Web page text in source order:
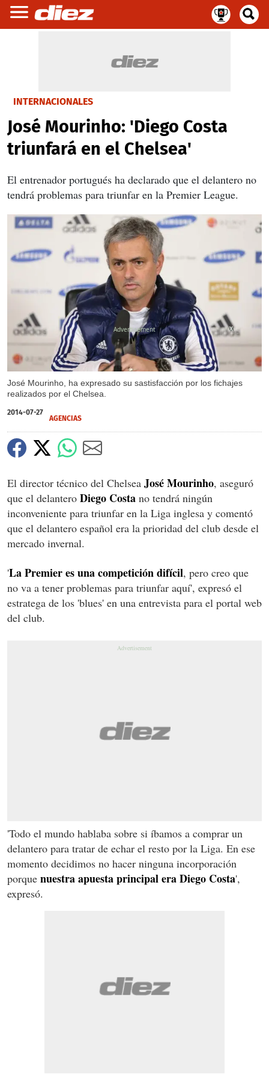
INTERNACIONALES
José Mourinho: 'Diego Costa
triunfará en el Chelsea'
El entrenador portugués ha declarado que el delantero no
tendrá problemas para triunfar en la Premier League.
José Mourinho, ha expresado su sastisfacción por los fichajes
realizados por el Chelsea.
X
2014-07-27
AGENCIAS
El director técnico del Chelsea José Mourinho, aseguró
que el delantero Diego Costa no tendrá ningún
inconveniente para triunfar en la Liga inglesa y comentó
que el delantero español era la prioridad del club desde el
mercado invernal.
'La Premier es una competición difícil, pero creo que
no va a tener problemas para triunfar aquí', expresó el
estratega de los 'blues' en una entrevista para el portal web
del club.
'Todo el mundo hablaba sobre si íbamos a comprar un
delantero para tratar de echar el resto por la Liga. En ese
momento decidimos no hacer ninguna incorporación
porque nuestra apuesta principal era Diego Costa',
expresó.